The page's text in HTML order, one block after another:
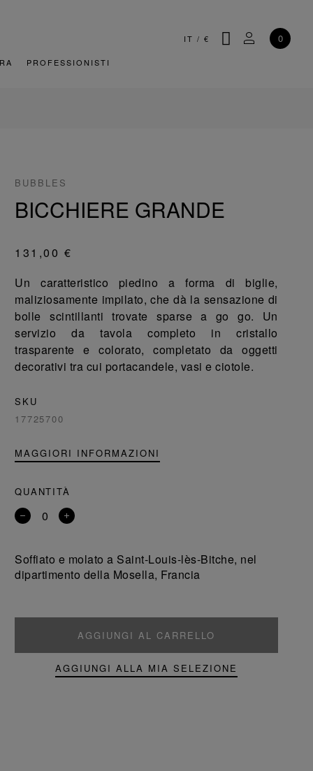
IT / € CERCAIL MIO
0
PROFESSIONISTI
BUBBLES
BICCHIERE GRANDE
131,00 €
Un caratteristico piedino a forma di biglie,
maliziosamente impilato, che dà la sensazione di
bolle scintillanti trovate sparse a go go. Un
servizio da tavola completo in cristallo
trasparente e colorato, completato da oggetti
decorativi tra cui portacandele, vasi e ciotole.
SKU
17725700
MAGGIORI INFORMAZIONI
QUANTITÀ
Rimuovi
Aggiungi
Soffiato e molato a Saint-Louis-lès-Bitche, nel
dipartimento della Mosella, Francia
AGGIUNGI AL CARRELLO
AGGIUNGI ALLA MIA SELEZIONE